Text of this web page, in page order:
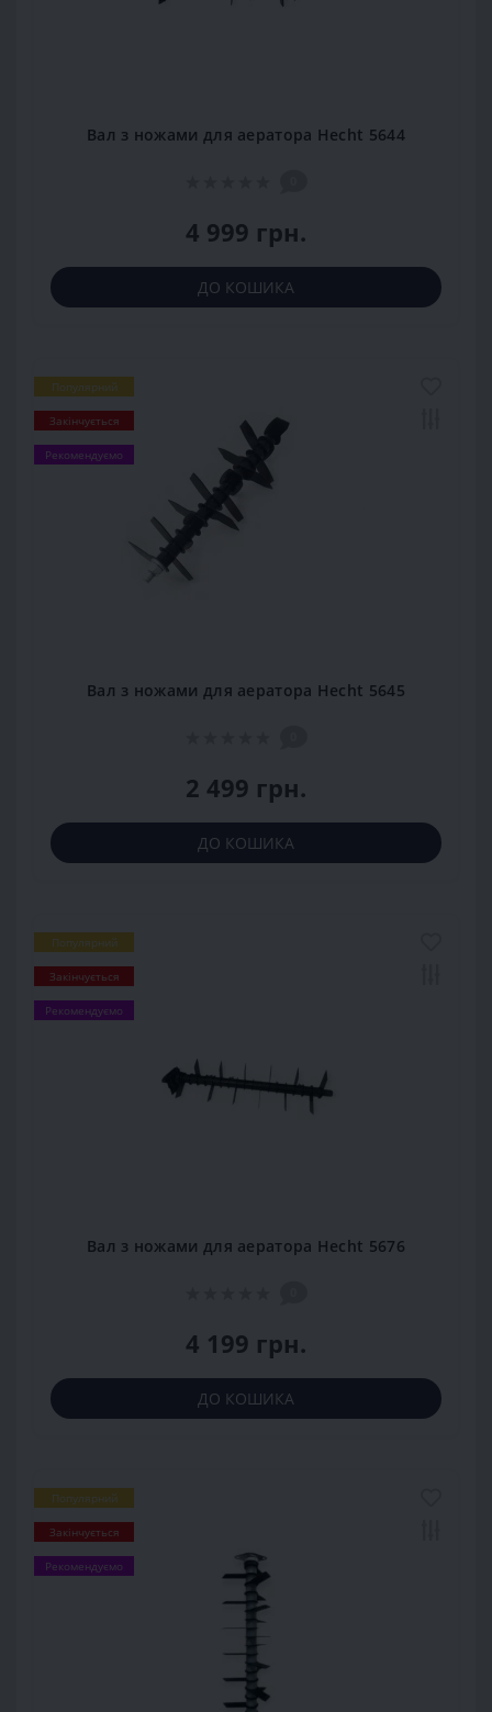
Вал з ножами для аератора Hecht 5644
4 999 грн.
ДО КОШИКА
Популярний
Закінчується
Рекомендуємо
Вал з ножами для аератора Hecht 5645
2 499 грн.
ДО КОШИКА
Популярний
Закінчується
Рекомендуємо
Вал з ножами для аератора Hecht 5676
4 199 грн.
ДО КОШИКА
Популярний
Закінчується
Рекомендуємо